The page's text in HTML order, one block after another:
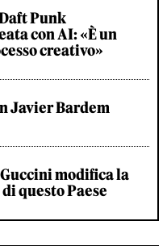
Punk
con AI: «È un
creativo»
Javier Bardem
modifica la
questo Paese